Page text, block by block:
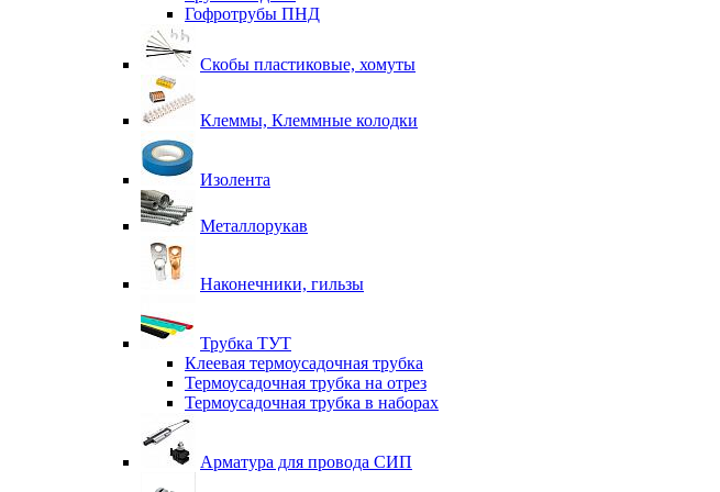
Гофротрубы ПНД
Скобы пластиковые, хомуты
Клеммы, Клеммные колодки
Изолента
Металлорукав
Наконечники, гильзы
Трубка ТУТ
Клеевая термоусадочная трубка
Термоусадочная трубка на отрез
Термоусадочная трубка в наборах
Арматура для провода СИП